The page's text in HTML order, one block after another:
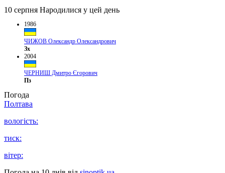
10 серпня Народилися у цей день
1986
ЧИЖОВ Олександр Олександрович
Зх
2004
ЧЕРНИШ Дмитро Єгорович
Пз
Погода
Полтава
вологість:
тиск:
вітер: